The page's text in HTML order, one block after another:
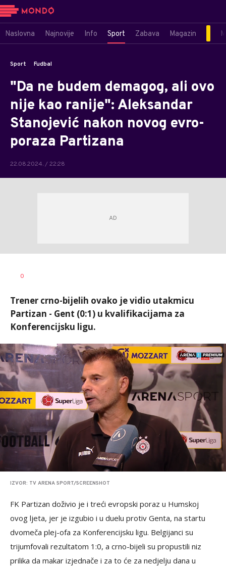
Naslovna Najnovije Info Sport Zabava Magazin
Sport Fudbal
"Da ne budem demagog, ali ovo
nije kao ranije": Aleksandar
Stanojević nakon novog evro-
poraza Partizana
22.08.2024. / 22:28
AUTOR
0
Trener crno-bijelih ovako je vidio utakmicu
Partizan - Gent (0:1) u kvalifikacijama za
Konferencijsku ligu.
IZVOR: TV ARENA SPORT/SCREENSHOT
FK Partizan doživio je i treći evropski poraz u Humskoj
ovog ljeta, jer je izgubio i u duelu protiv Genta, na startu
dvomeča plej-ofa za Konferencijsku ligu. Belgijanci su
trijumfovali rezultatom 1:0, a crno-bijeli su propustili niz
prilika da makar izjednače i za to će za nedjelju dana u